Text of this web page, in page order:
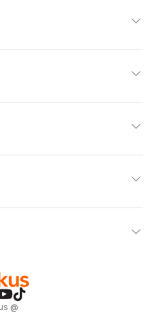
@